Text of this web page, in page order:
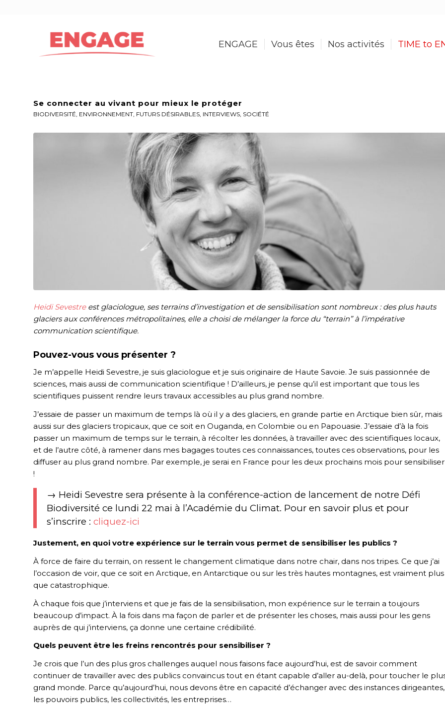
ENGAGE Vous êtes Nos activités TIME to
Se connecter au vivant pour mieux le protéger
BIODIVERSITÉ, ENVIRONNEMENT, FUTURS DÉSIRABLES, INTERVIEWS, SOCIÉTÉ
Heidi Sevestreest glaciologue, ses terrains d’investigation et de sensibilisation sont nombreux : des plus hauts
glaciers aux conférences métropolitaines, elle a choisi de mélanger la force du “terrain” à l’impérative
communication scientifique.
Pouvez-vous vous présenter ?
Je m’appelle Heidi Sevestre, je suis glaciologue et je suis originaire de Haute Savoie. Je suis passionnée de
sciences, mais aussi de communication scientifique ! D’ailleurs, je pense qu’il est important que tous les
scientifiques puissent rendre leurs travaux accessibles au plus grand nombre.
J’essaie de passer un maximum de temps là où il y a des glaciers, en grande partie en Arctique bien sûr, mais
aussi sur des glaciers tropicaux, que ce soit en Ouganda, en Colombie ou en Papouasie. J’essaie d’à la fois
passer un maximum de temps sur le terrain, à récolter les données, à travailler avec des scientifiques locaux,
et de l’autre côté, à ramener dans mes bagages toutes ces connaissances, toutes ces observations, pour les
diffuser au plus grand nombre. Par exemple, je serai en France pour les deux prochains mois pour sensibiliser
!
→ Heidi Sevestre sera présente à la conférence-action de lancement de notre Défi
Biodiversité ce lundi 22 mai à l’Académie du Climat. Pour en savoir plus et pour
s’inscrire : cliquez-ici
Justement, en quoi votre expérience sur le terrain vous permet de sensibiliser les publics ?
À force de faire du terrain, on ressent le changement climatique dans notre chair, dans nos tripes. Ce que j’ai
l’occasion de voir, que ce soit en Arctique, en Antarctique ou sur les très hautes montagnes, est vraiment plus
que catastrophique.
À chaque fois que j’interviens et que je fais de la sensibilisation, mon expérience sur le terrain a toujours
beaucoup d’impact. À la fois dans ma façon de parler et de présenter les choses, mais aussi pour les gens
auprès de qui j’interviens, ça donne une certaine crédibilité.
Quels peuvent être les freins rencontrés pour sensibiliser ?
Je crois que l’un des plus gros challenges auquel nous faisons face aujourd’hui, est de savoir comment
continuer de travailler avec des publics convaincus tout en étant capable d’aller au-delà, pour toucher le
grand monde. Parce qu’aujourd’hui, nous devons être en capacité d’échanger avec des instances dirigeantes,
les pouvoirs publics, les collectivités, les entreprises…